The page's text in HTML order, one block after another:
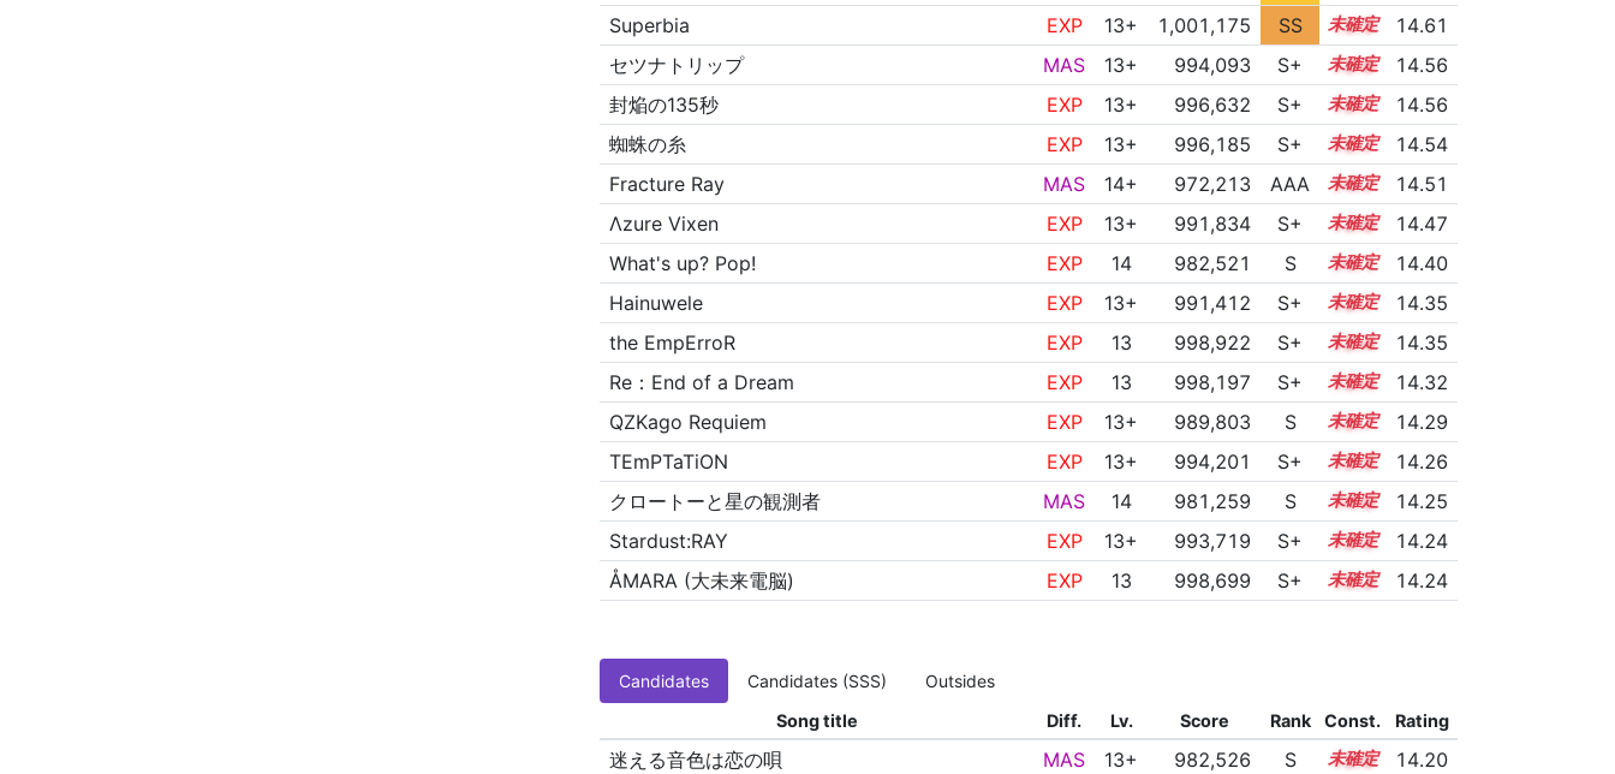
Superbia
EXP 13+ 1,001,175 SS 13.5
14.61
セツナトリップ
MAS 13+ 994,093 S+ 13.8
14.56
封焔の135秒
EXP 13+ 996,632 S+ 13.7
14.56
蜘蛛の糸
EXP 13+ 996,185 S+ 13.7
14.54
Fracture Ray
MAS 14+ 972,213 AAA 14.7
14.51
Λzure Vixen
EXP 13+ 991,834 S+ 13.8
14.47
What's up? Pop!
EXP 14 982,521 S 14.1
14.40
Hainuwele
EXP 13+ 991,412 S+ 13.7
14.35
the EmpErroR
EXP 13 998,922 S+ 13.4
14.35
Re：End of a Dream
EXP 13 998,197 S+ 13.4
14.32
QZKago Requiem
EXP 13+ 989,803 S 13.7
14.29
TEmPTaTiON
EXP 13+ 994,201 S+ 13.5
14.26
クロートーと星の観測者
MAS 14 981,259 S 14.0
14.25
Stardust:RAY
EXP 13+ 993,719 S+ 13.5
14.24
ÅMARA (大未来電脳)
EXP 13 998,699 S+ 13.3 14.24
Candidates Candidates (SSS)
Outsides
Song title
Diff. Lv. Score Rank Const. Rating
迷える音色は恋の唄 MAS 13+
982,526
S 13.9 14.20